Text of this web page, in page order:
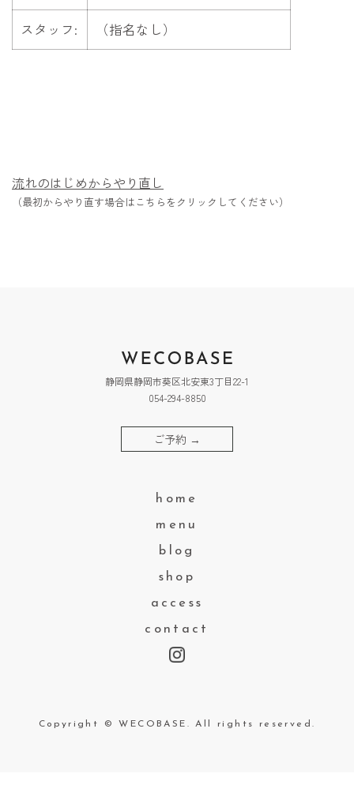
スタッフ: （指名なし）
流れのはじめからやり直し
（最初からやり直す場合はこちらをクリックしてください）
静岡県静岡市葵区北安東3丁目22-1
054-294-8850
ご予約 →
home
menu
blog
shop
access
contact
Copyright © WECOBASE. All rights reserved.